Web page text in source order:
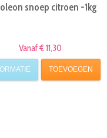
snoep citroen -1kg
Vanaf € 11,30
TOEVOEGEN